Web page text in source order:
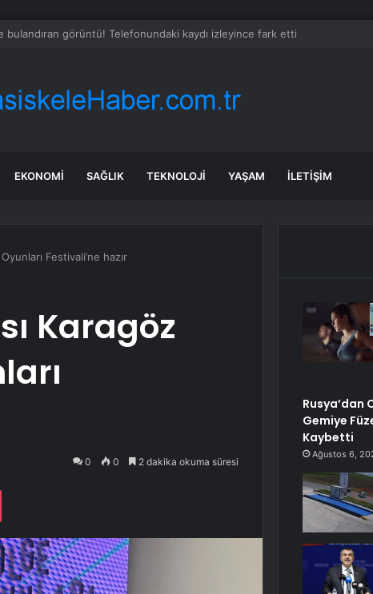
Mısır Yüklü Gemiye Füze Saldırısı: 10 Kişi Hayatını Kaybetti
EKONOMI SAĞLIK TEKNOLOJI YAŞAM İLETIŞIM
Festivali’ne hazır
Karagöz
0 0 2 dakika okuma süresi
Pocket
Rusya’dan
Gemiye
Kaybetti
Ağustos 6,